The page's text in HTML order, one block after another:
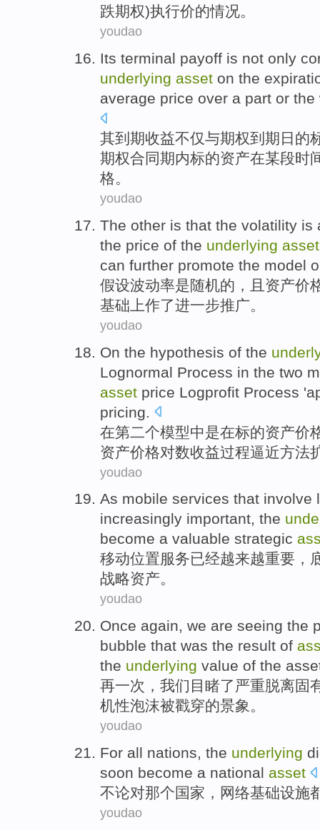
跌期权)执行价的情况。
youdao
Its terminal payoff is not only
underlying asset on the
average price over a part or the
其到期收益不仅与期权到期日 的
期权合同期内标的资产在某段时
格。
youdao
The other is that the volatility is
the price of the underlying asset
can further promote the model
假设波动率是随机的 ， 且 资产价
基础上作了进一步推广。
youdao
On the hypothesis of the
Lognormal Process in the two
asset price Logprofit Process '
pricing
在第二个模型中是在标的资产价
资产价格对数收益过程逼近方法
youdao
As mobile services that involve
increasingly important, the
become a valuable strategic
移动位置服务已经越来越重要 ，
战略资产。
youdao
Once again, we are seeing the
bubble that was the result of
the underlying value of the
再一次 ， 我们 目睹了 严重脱离固
机性泡沫被戳穿的景象。
youdao
For all nations, the underlying
soon become a national asset
不论对那个国家 ，网络基础设施
youdao